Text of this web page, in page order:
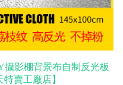
攝影棚背景布自制反光板
賣工廠店】